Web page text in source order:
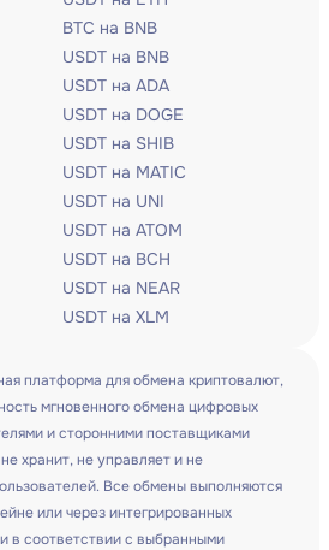
BTC на BNB
USDT на BNB
USDT на ADA
USDT на DOGE
USDT на SHIB
USDT на MATIC
USDT на UNI
USDT на ATOM
USDT на BCH
USDT на NEAR
USDT на XLM
платформа для обмена криптовалют,
мгновенного обмена цифровых
и сторонними поставщиками
хранит, не управляет и не
Все обмены выполняются
или через интегрированных
в соответствии с выбранными